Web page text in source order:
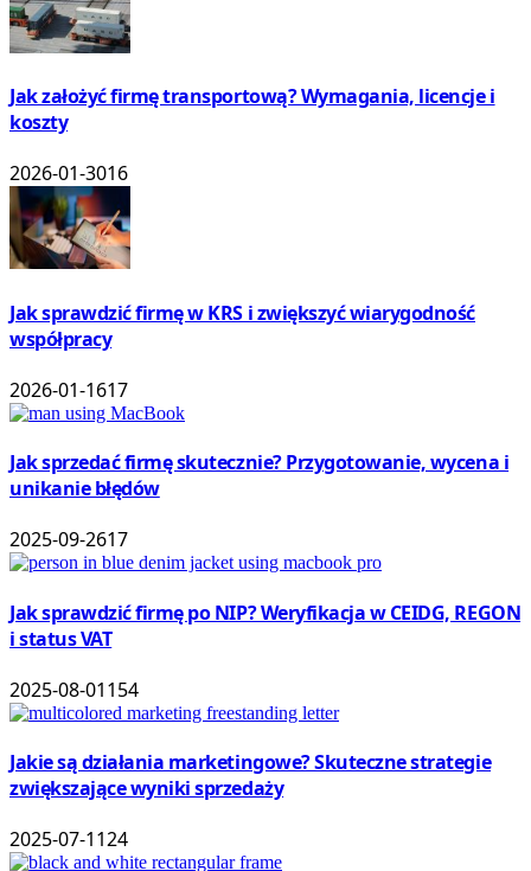
Jak założyć firmę transportową? Wymagania, licencje i
koszty
2026-01-3016
Jak sprawdzić firmę w KRS i zwiększyć wiarygodność
współpracy
2026-01-1617
Jak sprzedać firmę skutecznie? Przygotowanie, wycena i
unikanie błędów
2025-09-2617
Jak sprawdzić firmę po NIP? Weryfikacja w CEIDG, REGON
i status VAT
2025-08-01154
Jakie są działania marketingowe? Skuteczne strategie
zwiększające wyniki sprzedaży
2025-07-1124